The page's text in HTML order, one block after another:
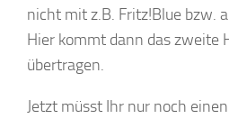
nicht mit z.B. Fritz!Blue bzw.
Hier kommt dann das zweite
übertragen.
Jetzt müsst Ihr nur noch